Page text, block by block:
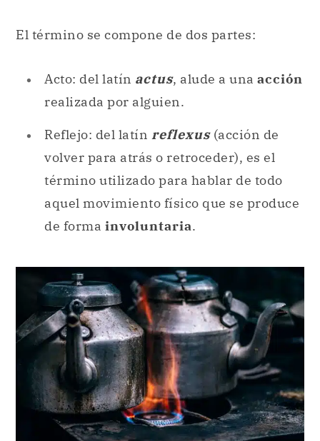
El término se compone de dos partes:
Acto: del latín actus, alude a una acción
realizada por alguien.
Reflejo: del latín reflexus (acción de
volver para atrás o retroceder), es el
término utilizado para hablar de todo
aquel movimiento físico que se produce
de forma involuntaria.